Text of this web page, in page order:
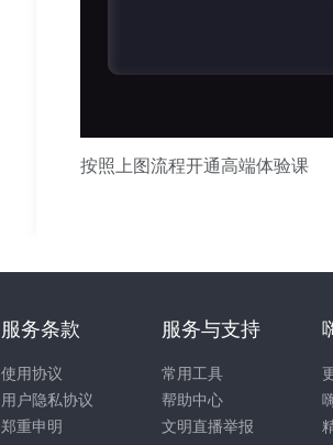
按照上图流程开通高端体验课
服务与支持
常用工具
帮助中心
文明直播举报
服务条款
使用协议
用户隐私协议
郑重申明